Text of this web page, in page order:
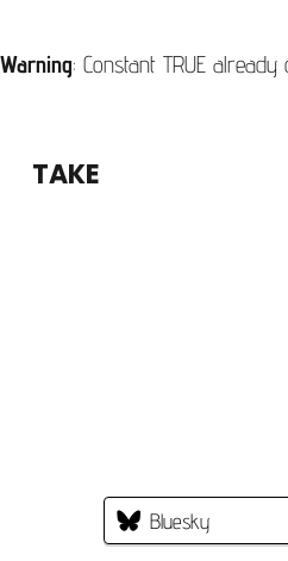
Warning: Constant TRUE already
TAKE
Bluesky